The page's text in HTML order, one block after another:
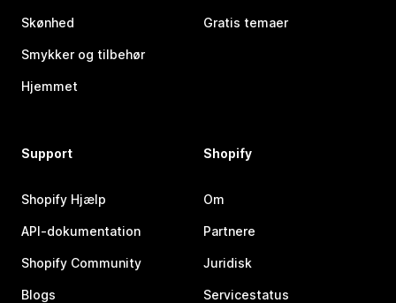
Skønhed
Smykker og tilbehør
Hjemmet
Gratis temaer
Support
Shopify Hjælp
API-dokumentation
Shopify Community
Blogs
Shopify
Om
Partnere
Juridisk
Servicestatus